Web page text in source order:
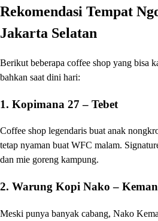
Rekomendasi Tempat
Jakarta Selatan
Berikut beberapa coffee shop yang bisa
bahkan saat dini hari:
1. Kopimana 27 – Tebet
Coffee shop legendaris buat anak
tetap nyaman buat WFC malam.
dan mie goreng kampung.
2. Warung Kopi Nako –
Meski punya banyak cabang, Nako